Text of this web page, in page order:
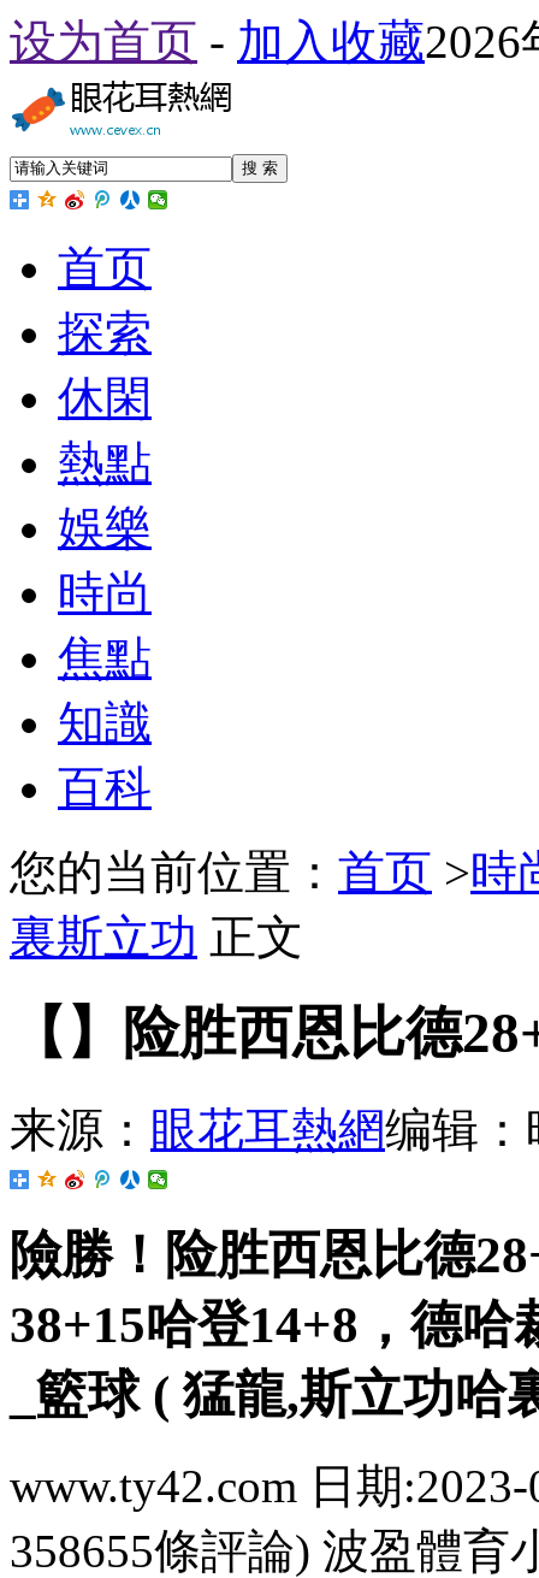
设为首页 - 加入收藏
搜 索
首页
探索
休閑
熱點
娛樂
時尚
焦點
知識
百科
您的当前位置： 首页 >時
裏斯立功 正文
【】险胜西恩比德
来源： 眼花耳熱網编辑：
險勝！险胜西恩比德
38+15哈登14+8，德哈
_籃球 ( 猛龍,斯立功哈
www.ty42.com 日期
358655條評論) 波盈體育